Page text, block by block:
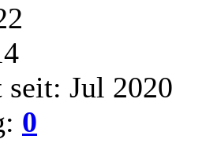
Jul 2020
0